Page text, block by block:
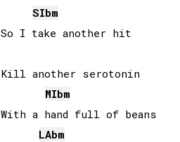
SIbm
So I take another hit
Kill another serotonin
MIbm
With a hand full of beans
LAbm